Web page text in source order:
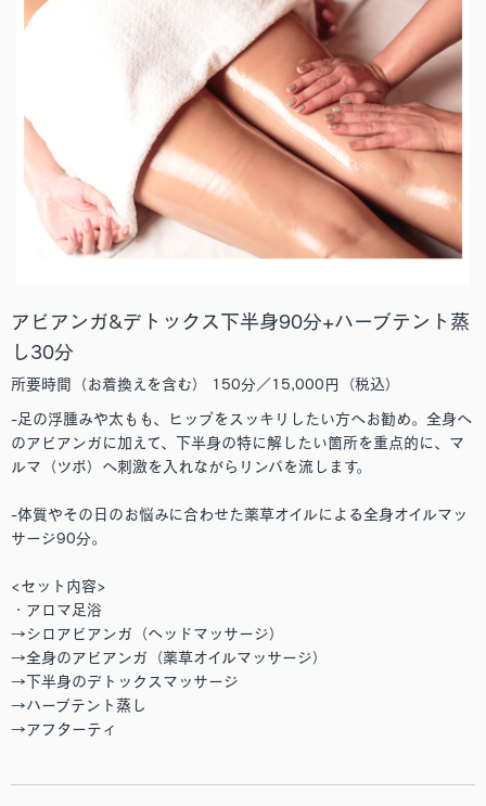
アビアンガ&デトックス下半身90分+ハーブテント蒸
し30分
所要時間（お着換えを含む） 150分／15,000円（税込）
-足の浮腫みや太もも、ヒップをスッキリしたい方へお勧め。全身へ
のアビアンガに加えて、下半身の特に解したい箇所を重点的に、マ
ルマ（ツボ）へ刺激を入れながらリンパを流します。
-体質やその日のお悩みに合わせた薬草オイルによる全身オイルマッ
サージ90分。
<セット内容>
・アロマ足浴
→シロアビアンガ（ヘッドマッサージ）
→全身のアビアンガ（薬草オイルマッサージ）
→下半身のデトックスマッサージ
→ハーブテント蒸し
→アフターティ